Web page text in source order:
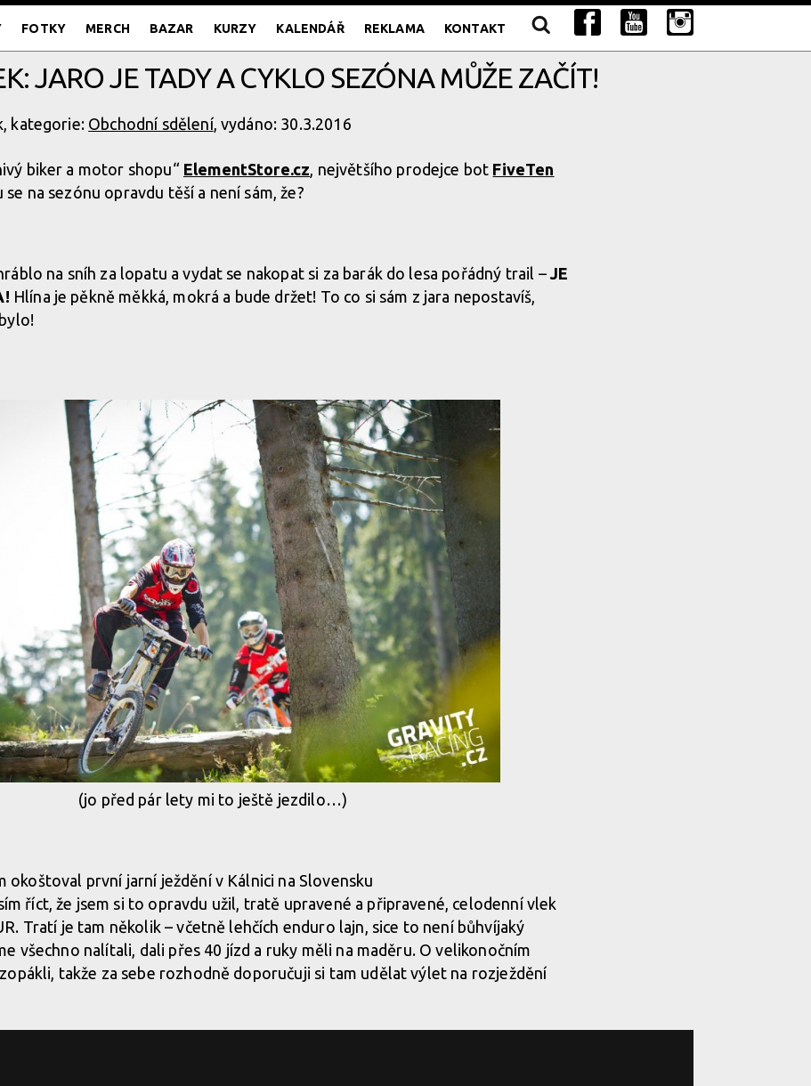
FOTKY MERCH BAZAR KURZY KALENDÁŘ REKLAMA KONTAKT
JARO JE TADY A CYKLO SEZÓNA MŮŽE ZAČÍT!
kategorie: Obchodní sdělení, vydáno: 30.3.2016
biker a motor shopu“ ElementStore.cz, největšího prodejce bot FiveTen
na sezónu opravdu těší a není sám, že?
na sníh za lopatu a vydat se nakopat si za barák do lesa pořádný trail – JE
Hlína je pěkně měkká, mokrá a bude držet! To co si sám z jara nepostavíš,
(jo před pár lety mi to ještě jezdilo…)
okoštoval první jarní ježdění v Kálnici na Slovensku
říct, že jsem si to opravdu užil, tratě upravené a připravené, celodenní vlek
Tratí je tam několik – včetně lehčích enduro lajn, sice to není bůhvíjaký
všechno nalítali, dali přes 40 jízd a ruky měli na maděru. O velikonočním
takže za sebe rozhodně doporučuji si tam udělat výlet na rozježdění